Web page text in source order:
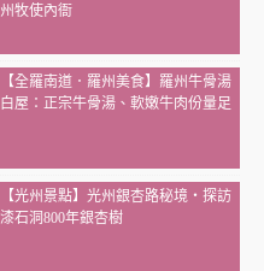
州牧使內衙
【全羅南道．羅州美食】羅州牛骨湯
白屋：正宗牛骨湯、軟嫩牛肉份量足
【光州景點】光州銀杏路秘境・探訪
漆石洞800年銀杏樹